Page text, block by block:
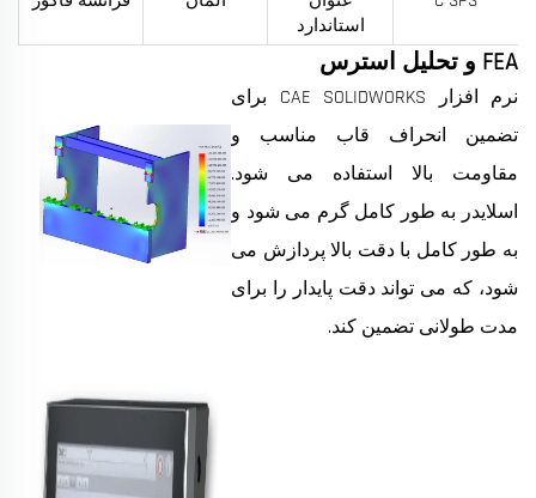
استاندارد
FEA و تحلیل استرس
نرم افزار CAE SOLIDWORKS برای
تضمین انحراف قاب مناسب و
مقاومت بالا استفاده می شود.
اسلایدر به طور کامل گرم می شود و
به طور کامل با دقت بالا پردازش می
شود، که می تواند دقت پایدار را برای
مدت طولانی تضمین کند.